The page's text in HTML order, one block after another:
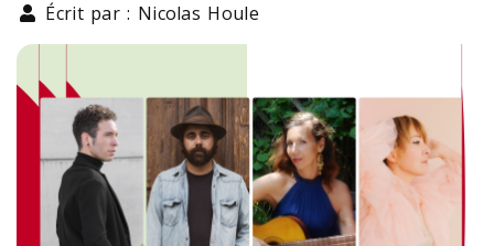
Écrit par : Nicolas Houle